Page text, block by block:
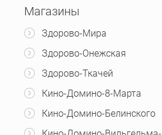
Магазины
Здорово-Мира
Здорово-Онежская
Здорово-Ткачей
Кино-Домино-8-Марта
Кино-Домино-Белинского